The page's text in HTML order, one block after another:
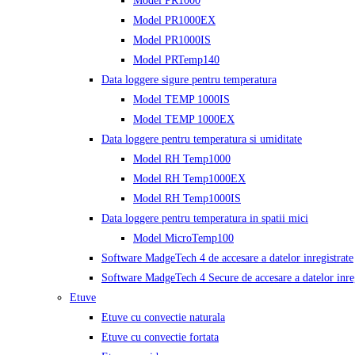
Model PR1000EX
Model PR1000IS
Model PRTemp140
Data loggere sigure pentru temperatura
Model TEMP 1000IS
Model TEMP 1000EX
Data loggere pentru temperatura si umiditate
Model RH Temp1000
Model RH Temp1000EX
Model RH Temp1000IS
Data loggere pentru temperatura in spatii mici
Model MicroTemp100
Software MadgeTech 4 de accesare a datelor inregistrate
Software MadgeTech 4 Secure de accesare a datelor
Etuve
Etuve cu convectie naturala
Etuve cu convectie fortata